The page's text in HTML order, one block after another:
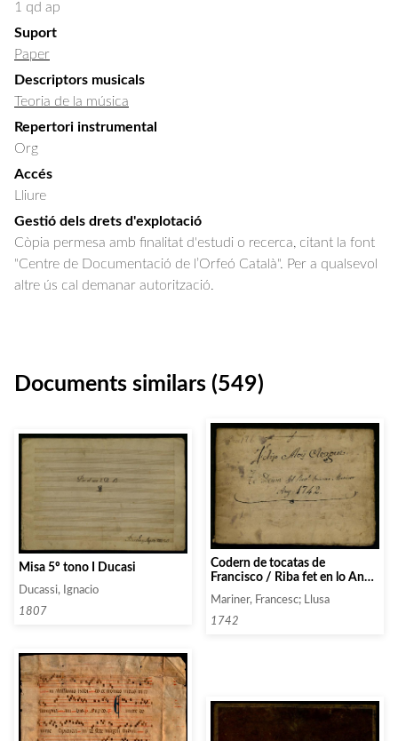
1 qd ap
Suport
Paper
Descriptors musicals
Teoria de la música
Repertori instrumental
Org
Accés
Lliure
Gestió dels drets d'explotació
Còpia permesa amb finalitat d'estudi o recerca, citant la font
"Centre de Documentació de l’Orfeó Català". Per a qualsevol
altre ús cal demanar autorització.
Documents similars (549)
Misa 5º tono I Ducasi
Ducassi, Ignacio
1807
Codern de tocatas de
Francisco / Riba fet en lo Any
del Senyor / 1766
Mariner, Francesc; Llusa
1742